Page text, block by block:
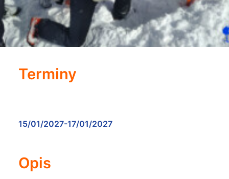
Terminy
15/01/2027-17/01/2027
Opis